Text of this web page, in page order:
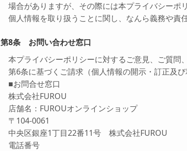
場合がありますが、その際には本プライバシー
個人情報を取り扱うことに関し、なんら義務や責
第8条 お問い合わせ窓口
本プライバシーポリシーに対するご意見、ご質
第6条に基づくご請求（個人情報の開示・訂正及
■お問合せ窓口
株式会社FUROU
店舗名：FUROUオンラインショップ
〒104-0061
中央区銀座1丁目22番11号 株式会社FUROU
電話番号